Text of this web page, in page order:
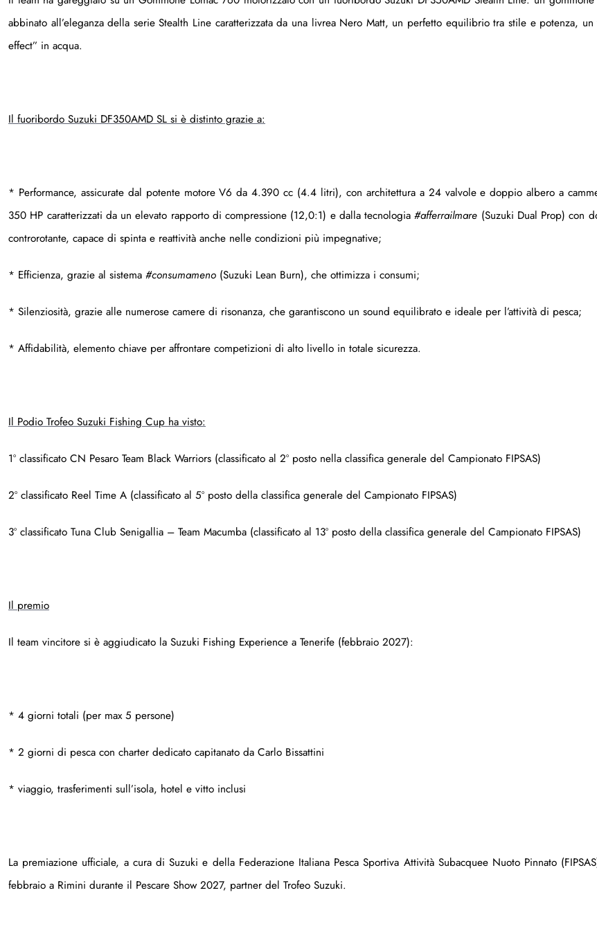
abbinato all’eleganza della serie Stealth Line caratterizzata da una livrea Nero Matt, un perfetto equilibrio tra stile e potenza, un
effect” in acqua.
Il fuoribordo Suzuki DF350AMD SL si è distinto grazie a:
* Performance, assicurate dal potente motore V6 da 4.390 cc (4.4 litri), con architettura a 24 valvole e doppio albero a
350 HP caratterizzati da un elevato rapporto di compressione (12,0:1) e dalla tecnologia#afferrailmare (Suzuki Dual Prop) con
controrotante, capace di spinta e reattività anche nelle condizioni più impegnative;
* Efficienza, grazie al sistema #consumameno (Suzuki Lean Burn), che ottimizza i consumi;
* Silenziosità, grazie alle numerose camere di risonanza, che garantiscono un sound equilibrato e ideale per l’attività di pesca;
* Affidabilità, elemento chiave per affrontare competizioni di alto livello in totale sicurezza.
Il Podio Trofeo Suzuki Fishing Cup ha visto:
1º classificato CN Pesaro Team Black Warriors (classificato al 2º posto nella classifica generale del Campionato FIPSAS)
2º classificato Reel Time A (classificato al 5º posto della classifica generale del Campionato FIPSAS)
3º classificato Tuna Club Senigallia – Team Macumba (classificato al 13º posto della classifica generale del Campionato FIPSAS)
Il premio
Il team vincitore si è aggiudicato la Suzuki Fishing Experience a Tenerife (febbraio 2027):
* 4 giorni totali (per max 5 persone)
* 2 giorni di pesca con charter dedicato capitanato da Carlo Bissattini
* viaggio, trasferimenti sull’isola, hotel e vitto inclusi
La premiazione ufficiale, a cura di Suzuki e della Federazione Italiana Pesca Sportiva Attività Subacquee Nuoto Pinnato
febbraio a Rimini durante il Pescare Show 2027, partner del Trofeo Suzuki.